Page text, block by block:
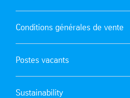
Conditions générales de vente
Postes vacants
Sustainability